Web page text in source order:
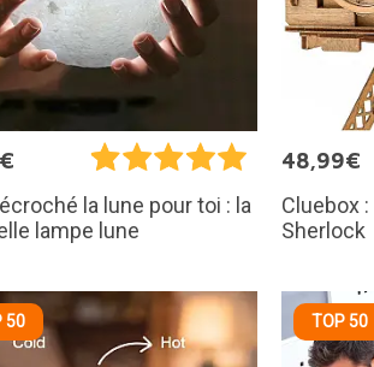
la lune pour toi : la
lampe lune
48,99€
Cluebox
Sherlock
50 TOP 50